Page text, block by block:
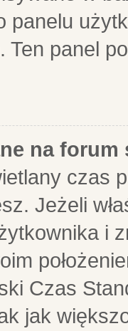
panelu
Ten panel
na forum
czas
Jeżeli
i
Czas
jak